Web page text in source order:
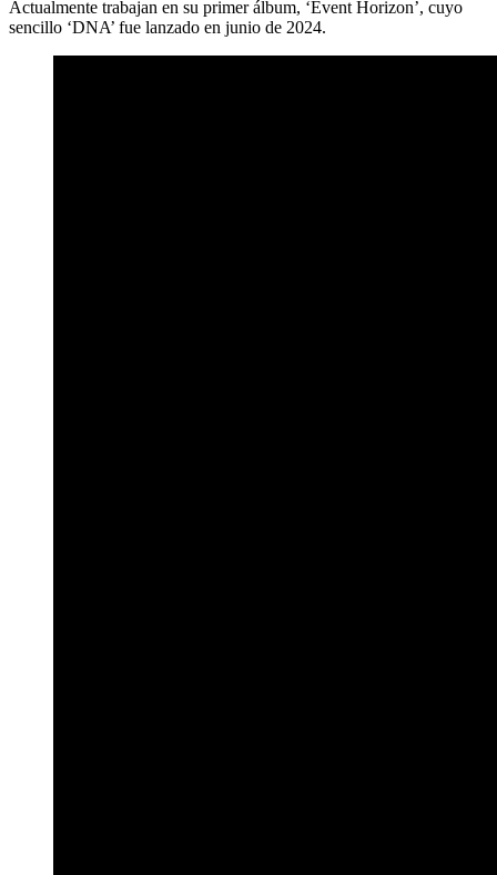
Actualmente trabajan en su primer álbum, ‘Event Horizon’, cuyo
sencillo ‘DNA’ fue lanzado en junio de 2024.